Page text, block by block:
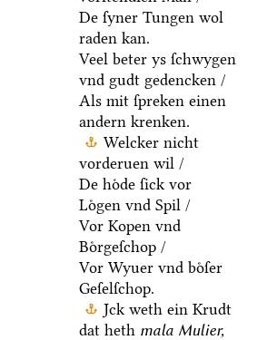
De ſyner Tungen wol
raden kan.
Veel beter ys ſchwygen
vnd gudt gedencken /
Als mit ſpreken einen
andern krenken.
Welcker nicht
vorderuen wil /
De hoͤde ſick vor
Loͤgen vnd Spil /
Vor Kopen vnd
Boͤrgeſchop /
Vor Wyuer vnd boͤſer
Geſelſchop.
Jck weth ein Krudt
dat heth mala Mulier,